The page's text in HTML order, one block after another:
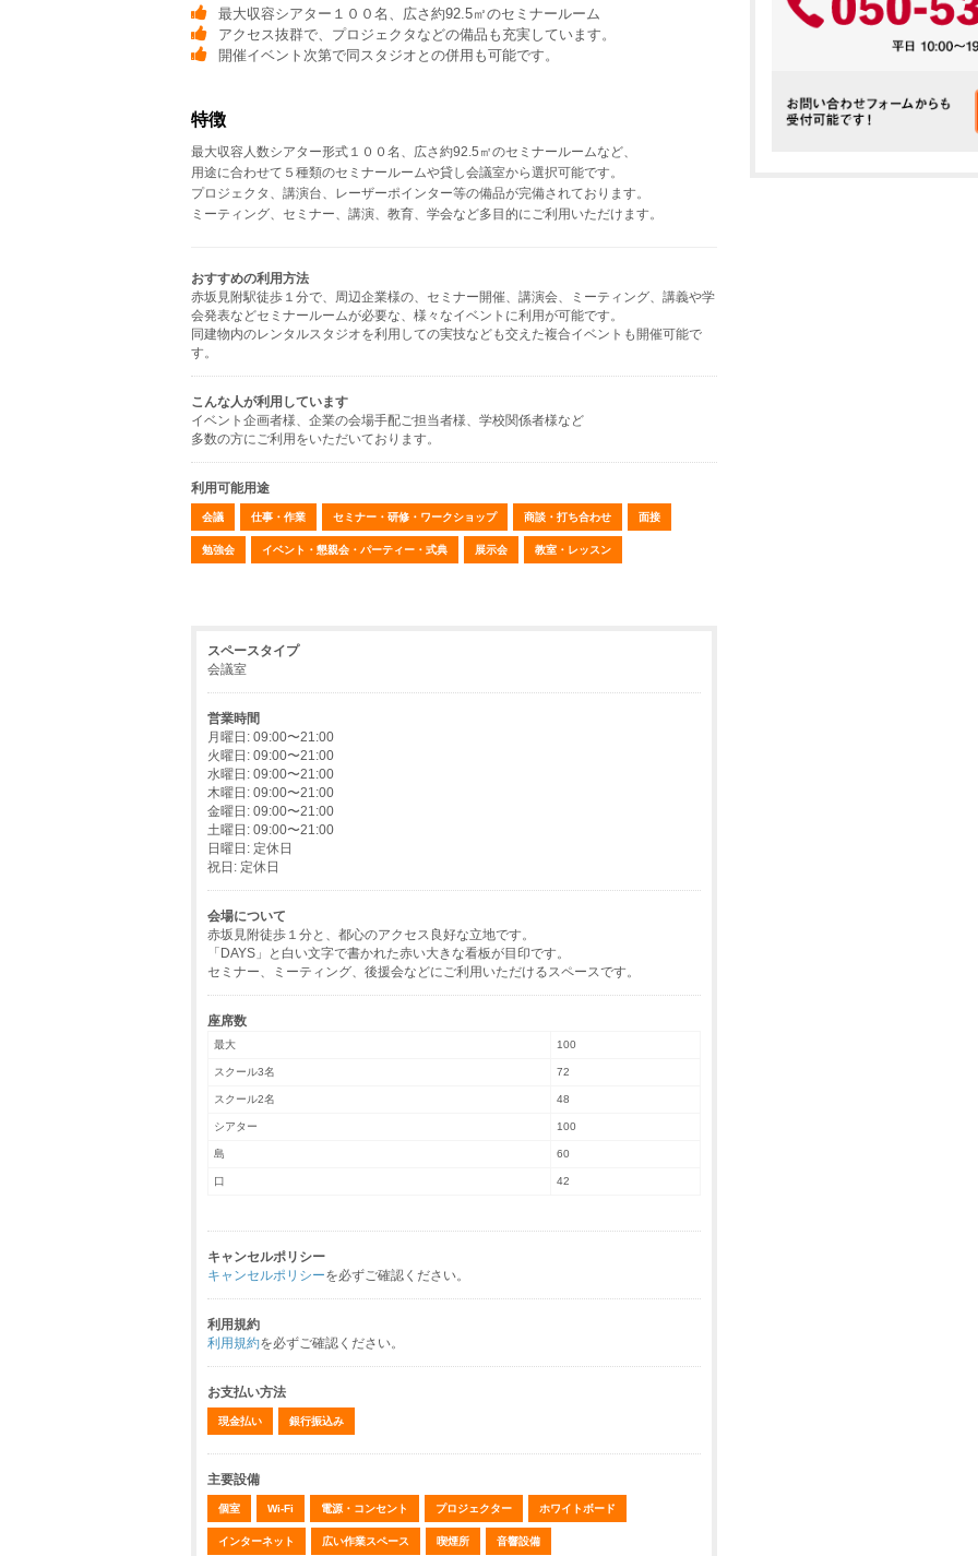
最大収容シアター１００名、広さ約92.5㎡のセミナールーム
アクセス抜群で、プロジェクタなどの備品も充実しています。
開催イベント次第で同スタジオとの併用も可能です。
特徴
最大収容人数シアター形式１００名、広さ約92.5㎡のセミナールームなど、
用途に合わせて５種類のセミナールームや貸し会議室から選択可能です。
プロジェクタ、講演台、レーザーポインター等の備品が完備されております。
ミーティング、セミナー、講演、教育、学会など多目的にご利用いただけます。
おすすめの利用方法
赤坂見附駅徒歩１分で、周辺企業様の、セミナー開催、講演会、ミーティング、講義や学
会発表などセミナールームが必要な、様々なイベントに利用が可能です。
同建物内のレンタルスタジオを利用しての実技なども交えた複合イベントも開催可能で
す。
こんな人が利用しています
イベント企画者様、企業の会場手配ご担当者様、学校関係者様など
多数の方にご利用をいただいております。
利用可能用途
会議 仕事・作業 セミナー・研修・ワークショップ 商談・打ち合わせ 面接
勉強会 イベント・懇親会・パーティー・式典 展示会 教室・レッスン
スペースタイプ
会議室
営業時間
月曜日: 09:00〜21:00
火曜日: 09:00〜21:00
水曜日: 09:00〜21:00
木曜日: 09:00〜21:00
金曜日: 09:00〜21:00
土曜日: 09:00〜21:00
日曜日: 定休日
祝日: 定休日
会場について
赤坂見附徒歩１分と、都心のアクセス良好な立地です。
「DAYS」と白い文字で書かれた赤い大きな看板が目印です。
セミナー、ミーティング、後援会などにご利用いただけるスペースです。
座席数
最大 100
スクール3名 72
スクール2名 48
シアター 100
島 60
口 42
キャンセルポリシー
キャンセルポリシーを必ずご確認ください。
利用規約
利用規約を必ずご確認ください。
お支払い方法
現金払い 銀行振込み
主要設備
個室 Wi-Fi 電源・コンセント プロジェクター ホワイトボード
インターネット 広い作業スペース 喫煙所 音響設備